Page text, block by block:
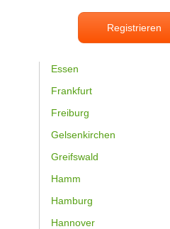
Registrieren
Essen
Frankfurt
Freiburg
Gelsenkirchen
Greifswald
Hamm
Hamburg
Hannover